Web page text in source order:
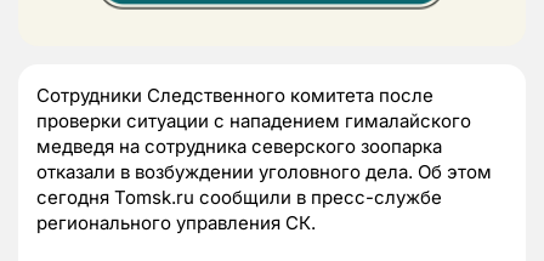
Сотрудники Следственного комитета после
проверки ситуации с нападением гималайского
медведя на сотрудника северского зоопарка
отказали в возбуждении уголовного дела. Об этом
сегодня Tomsk.ru сообщили в пресс-службе
регионального управления СК.